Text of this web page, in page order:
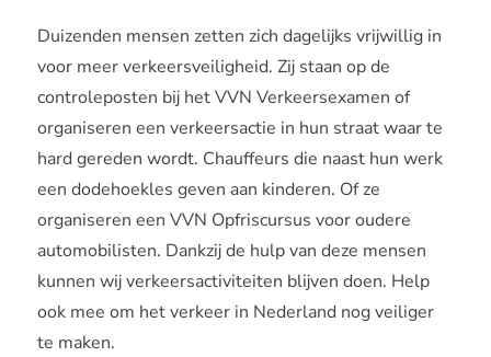
Duizenden mensen zetten zich dagelijks vrijwillig in
voor meer verkeersveiligheid. Zij staan op de
controleposten bij het VVN Verkeersexamen of
organiseren een verkeersactie in hun straat waar te
hard gereden wordt. Chauffeurs die naast hun werk
een dodehoekles geven aan kinderen. Of ze
organiseren een VVN Opfriscursus voor oudere
automobilisten. Dankzij de hulp van deze mensen
kunnen wij verkeersactiviteiten blijven doen. Help
ook mee om het verkeer in Nederland nog veiliger
te maken.